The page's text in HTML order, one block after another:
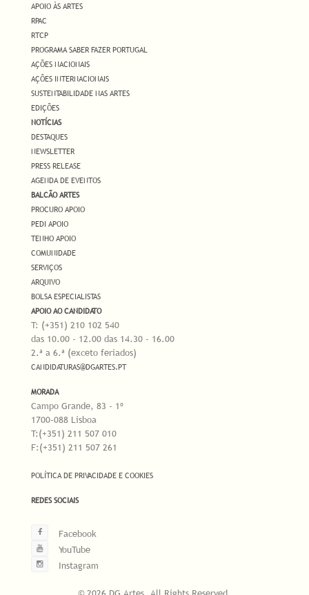
APOIO ÀS ARTES
RPAC
RTCP
PROGRAMA SABER FAZER PORTUGAL
AÇÕES NACIONAIS
AÇÕES INTERNACIONAIS
SUSTENTABILIDADE NAS ARTES
EDIÇÕES
NOTÍCIAS
DESTAQUES
NEWSLETTER
PRESS RELEASE
AGENDA DE EVENTOS
BALCÃO ARTES
PROCURO APOIO
PEDI APOIO
TENHO APOIO
COMUNIDADE
SERVIÇOS
ARQUIVO
BOLSA ESPECIALISTAS
APOIO AO CANDIDATO
T: (+351) 210 102 540
das 10.00 - 12.00 das 14.30 - 16.00
2.ª a 6.ª (exceto feriados)
CANDIDATURAS@DGARTES.PT
MORADA
Campo Grande, 83 - 1º
1700-088 Lisboa
T:(+351) 211 507 010
F:(+351) 211 507 261
POLÍTICA DE PRIVACIDADE E COOKIES
REDES SOCIAIS
Facebook
YouTube
Instagram